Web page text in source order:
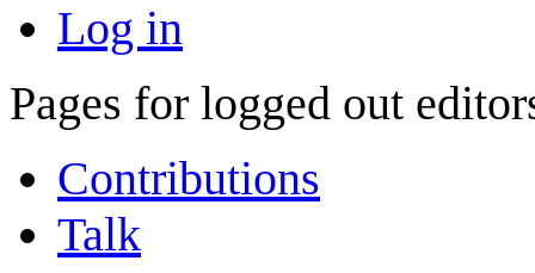
Log in
Pages for logged out
Contributions
Talk